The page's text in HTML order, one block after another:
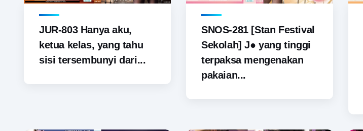
JUR-803 Hanya aku,
ketua kelas, yang tahu
sisi tersembunyi dari...
SNOS-281 [Stan Festival
Sekolah] J● yang tinggi
terpaksa mengenakan
pakaian...